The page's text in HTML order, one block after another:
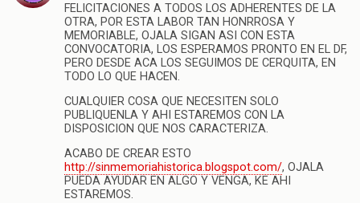
FELICITACIONES A TODOS LOS ADHERENTES DE LA
OTRA, POR ESTA LABOR TAN HONRROSA Y
MEMORIABLE, OJALA SIGAN ASI CON ESTA
CONVOCATORIA, LOS ESPERAMOS PRONTO EN EL DF,
PERO DESDE ACA LOS SEGUIMOS DE CERQUITA, EN
TODO LO QUE HACEN.
CUALQUIER COSA QUE NECESITEN SOLO
PUBLIQUENLA Y AHI ESTAREMOS CON LA
DISPOSICION QUE NOS CARACTERIZA.
ACABO DE CREAR ESTO
http://sinmemoriahistorica.blogspot.com/, OJALA
PUEDA AYUDAR EN ALGO Y VENGA, KE AHI
ESTAREMOS.